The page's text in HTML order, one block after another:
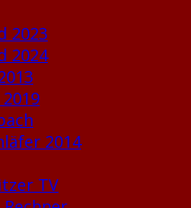
2023
2024
2019
2014
TV